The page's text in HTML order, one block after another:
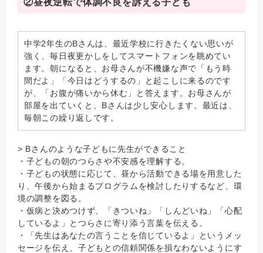
②昼夜逆転で体調不良を訴える子ども
中学2年生のBさんは、最近学校に行きたくない思いが
強く、毎日夜更かしをしてスマートフォンを眺めてい
ます。朝になると、お母さんが不機嫌な声で「もう時
間だよ」「今日はどうするの」と起こしに来るのです
が、「お腹が痛いから休む」と答えます。お母さんが
部屋を出ていくと、Bさんは少し安心します。最近は、
毎朝この繰り返しです。
> Bさんのような子どもに先生ができること
・子どもの朝のつらさや不安感を理解する。
・子どもの状態に応じて、昼から活動できる場を用意した
り、午後から始まるプログラムを検討したりするなど、環
境の調整を図る。
・仮病と決めつけず、「きついね」「しんどいね」「心配
しているよ」とつらさに寄り添う言葉を伝える。
・「先生はあなたの言うことを信じているよ」というメッ
セージを伝え、子どもとの信頼関係を損なわないようにす